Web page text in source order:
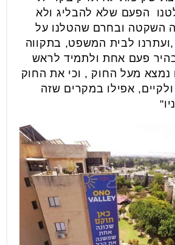
הפעם שלא להבליג ולא
השקטה ובחרם שהטלנו על
לבית המשפט, בתקווה
פעם אחת ולתמיד לראש
נמצא מעל החוק , וכי את החוק
אפילו במקרים שזה